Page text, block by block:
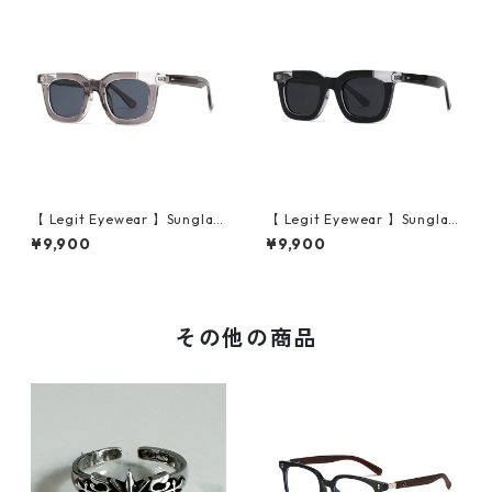
【 Legit Eyewear 】Sunglas
ses Konoe (Clear Grey/Gre
y)
¥9,900
【 Legit Eyewear 】Sunglas
ses Konoe (Black Clear/Gre
y)
¥9,900
その他の商品